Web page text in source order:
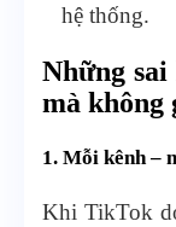
hệ thống.
Những
mà không
1. Mỗi kênh –
Khi TikTok